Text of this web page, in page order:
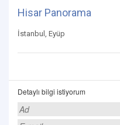
Hisar Panorama
İstanbul, Eyüp
Detaylı bilgi istiyorum